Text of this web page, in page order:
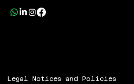
Legal Notices and Policies